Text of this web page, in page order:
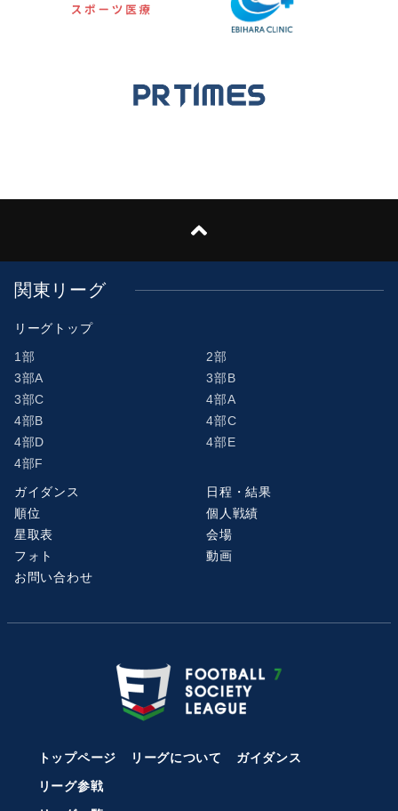
関東リーグ
リーグトップ
1部
2部
3部A
3部B
3部C
4部A
4部B
4部C
4部D
4部E
4部F
ガイダンス
日程・結果
順位
個人戦績
星取表
会場
フォト
動画
お問い合わせ
トップページ リーグについて
ガイダンス
リーグ参戦